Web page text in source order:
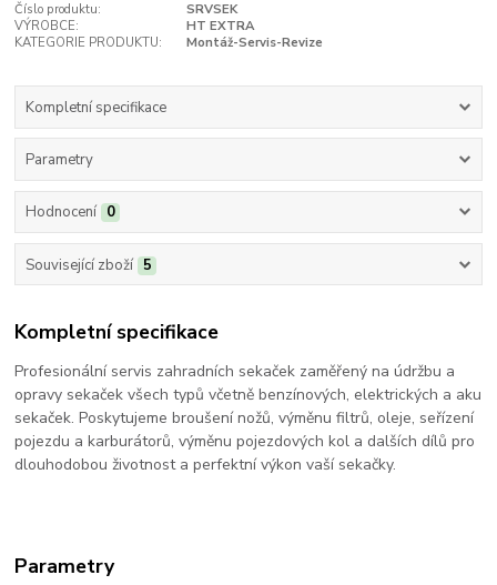
Číslo produktu:
SRVSEK
VÝROBCE:
HT EXTRA
KATEGORIE PRODUKTU:
Montáž-Servis-Revize
Kompletní specifikace
Parametry
Hodnocení 0
Související zboží 5
Kompletní specifikace
Profesionální servis zahradních sekaček zaměřený na údržbu a
opravy sekaček všech typů včetně benzínových, elektrických a aku
sekaček. Poskytujeme broušení nožů, výměnu filtrů, oleje, seřízení
pojezdu a karburátorů, výměnu pojezdových kol a dalších dílů pro
dlouhodobou životnost a perfektní výkon vaší sekačky.
Parametry